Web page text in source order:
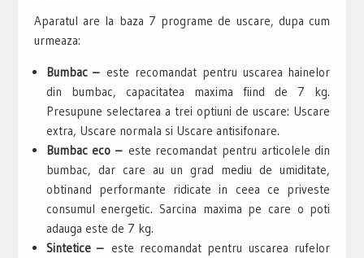
Aparatul are la baza 7 programe de uscare, dupa cum
urmeaza:
Bumbac – este recomandat pentru uscarea hainelor
din bumbac, capacitatea maxima fiind de 7 kg.
Presupune selectarea a trei optiuni de uscare: Uscare
extra, Uscare normala si Uscare antisifonare.
Bumbac eco – este recomandat pentru articolele din
bumbac, dar care au un grad mediu de umiditate,
obtinand performante ridicate in ceea ce priveste
consumul energetic. Sarcina maxima pe care o poti
adauga este de 7 kg.
Sintetice – este recomandat pentru uscarea rufelor